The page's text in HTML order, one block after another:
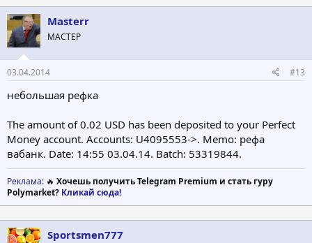
Masterr
МАСТЕР
03.04.2014 #13
небольшая рефка
The amount of 0.02 USD has been deposited to your Perfect
Money account. Accounts: U4095553->. Memo: рефа
вабанк. Date: 14:55 03.04.14. Batch: 53319844.
Реклама: 🔥 Хочешь получить Telegram Premium и стать гуру
Polymarket? Кликай сюда!
Sportsmen777